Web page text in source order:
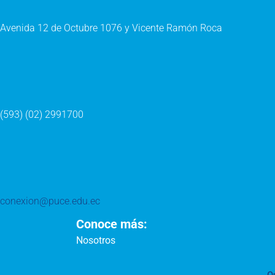
Avenida 12 de Octubre 1076 y Vicente Ramón Roca
(593) (02) 2991700
conexion@puce.edu.ec
Conoce más:
Nosotros